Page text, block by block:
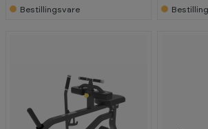
Bestillingsvare